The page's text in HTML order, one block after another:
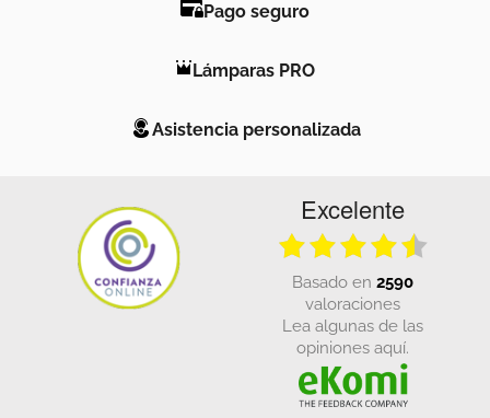
Pago seguro
Lámparas PRO
Asistencia personalizada
Excelente
basado en 2590
valoraciones
Lea algunas de las
opiniones aquí.